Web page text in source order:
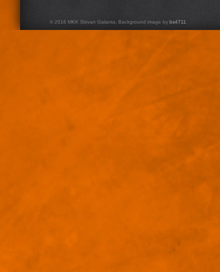
© 2016 MKK Slovan Galanta. Background image by bs4711